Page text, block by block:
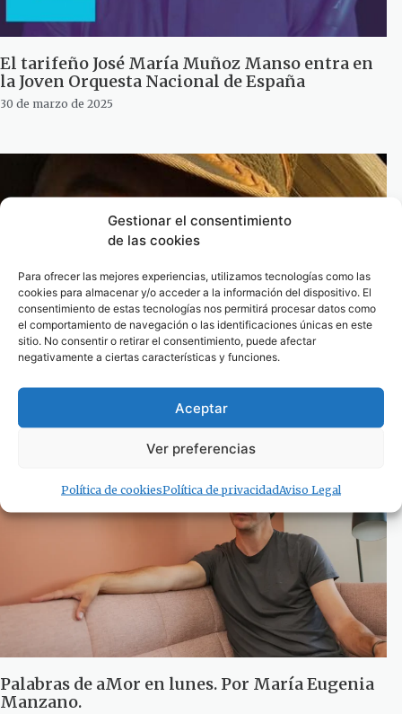
Gestionar el consentimiento
de las cookies
Para ofrecer las mejores experiencias, utilizamos tecnologías como las
cookies para almacenar y/o acceder a la información del dispositivo. El
consentimiento de estas tecnologías nos permitirá procesar datos como
el comportamiento de navegación o las identificaciones únicas en este
sitio. No consentir o retirar el consentimiento, puede afectar
negativamente a ciertas características y funciones.
Aceptar
Ver preferencias
Política de cookiesPolítica de privacidadAviso Legal
El tarifeño José María Muñoz Manso entra en
la Joven Orquesta Nacional de España
30 de marzo de 2025
Manzano
Palabras de aMor en lunes. Por María Eugenia
Manzano.